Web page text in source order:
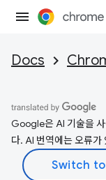
Docs
Google은 AI 기술을 사
다. AI 번역에는 오류가